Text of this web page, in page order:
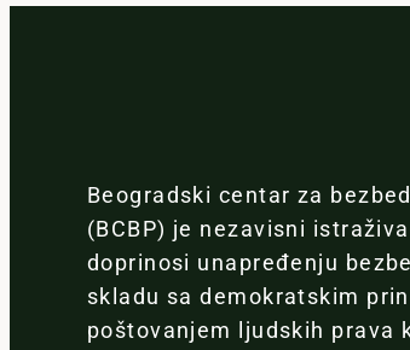
Beogradski centar za
(BCBP) je nezavisni
doprinosi unapređenju
skladu sa demokratskim
poštovanjem ljudskih prava